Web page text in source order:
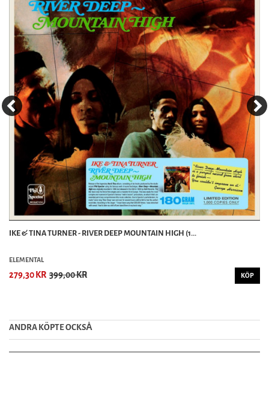
IKE & TINA TURNER - RIVER DEEP MOUNTAIN HIGH (1...
ELEMENTAL
279,30 KR 399,00 KR KÖP
ANDRA KÖPTE OCKSȦ